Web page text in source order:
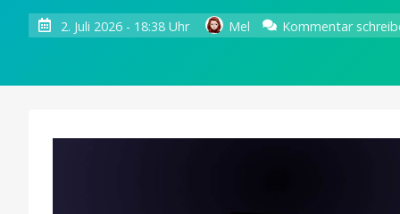
2. Juli 2026 - 18:38 Uhr Mel Kommentar